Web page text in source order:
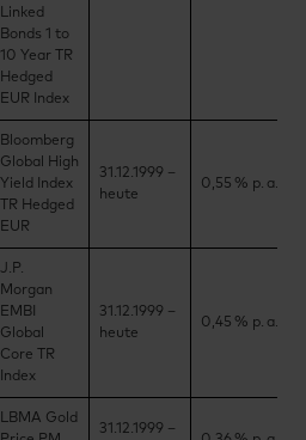
Linked
Bonds 1 to
10 Year TR
Hedged
EUR Index
Bloomberg
Global High
Yield Index
TR Hedged
EUR
31.12.1999 –
heute
0,55 % p. a.
J.P.
Morgan
EMBI
Global
Core TR
Index
31.12.1999 –
heute
0,45 % p. a.
LBMA Gold
31.12.1999 –